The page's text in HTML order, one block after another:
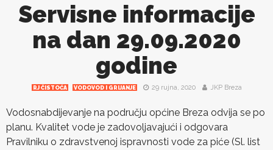
Servisne informacije
na dan 29.09.2020
godine
RJ ČISTOĆA VODOVOD I GRIJANJE 29 rujna, 2020 JKP Breza
Vodosnabdijevanje na području općine Breza odvija se po
planu. Kvalitet vode je zadovoljavajući i odgovara
Pravilniku o zdravstvenoj ispravnosti vode za piće (Sl. list